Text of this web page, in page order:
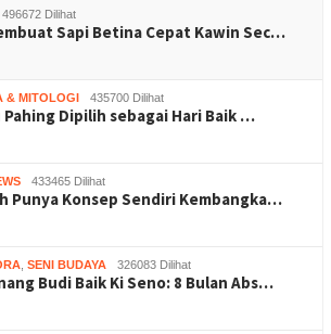
496672 Dilihat
Sapi Betina Cepat Kawin Sec…
& MITOLOGI 435700 Dilihat
Pahing Dipilih sebagai Hari Baik …
433465 Dilihat
Punya Konsep Sendiri Kembangka…
SENI BUDAYA 326083 Dilihat
Budi Baik Ki Seno: 8 Bulan Abs…